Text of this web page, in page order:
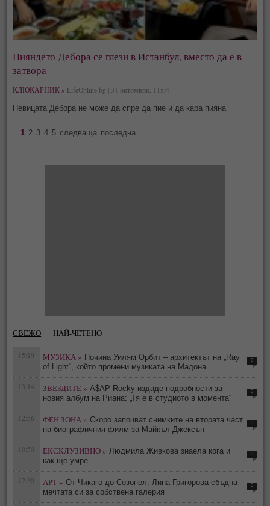
Пияндето Дебора се глези в Истанбул, вместо да е в
затвора
КЛЮКАРНИК » LifeOnline.bg | 31 октомври, 11:04
Певицата Дебора не може да спре да пие и да кара пияна
1 2 3 4 5 следваща последна
СВЕЖО НАЙ-ЧЕТЕНО
15:19 МУЗИКА » Почина Уилям Орбит – архитектът на „Ray
of Light“, който промени музиката на Мадона
0
13:14 ЗВЕЗДИТЕ » A$AP Rocky издаде подробности за
новия албум на Риана: „Тя е в студиото в момента“
0
12:56 ФЕН ЗОНА » Скоро започват снимките на втората част
на биографичния филм за Майкъл Джексън
0
10:50 ЕКСКЛУЗИВНО » Людмила Живкова знаела кога и
как ще умре
0
12:30 АРТ » От Чикаго до Созопол: Лина Григорова сбъдна
мечтата си за собствена галерия
0